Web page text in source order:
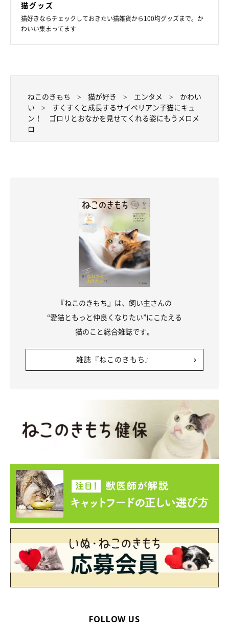
猫グッズ
猫好きならチェックしておきたい猫雑貨から100均グッズまで。か
わいい集まってます
ねこのきもち 猫が好き エンタメ
かわい
い
すくすくと成長するサイベリアン子猫にキュ
ン！ ゴロリとおなかを見せてくれる姿にもうメロメ
ロ
『ねこのきもち』は、飼い主さんの
“愛猫ともっと仲良くなりたい”にこたえる
猫のこと総合雑誌です。
雑誌『ねこのきもち』
FOLLOW US